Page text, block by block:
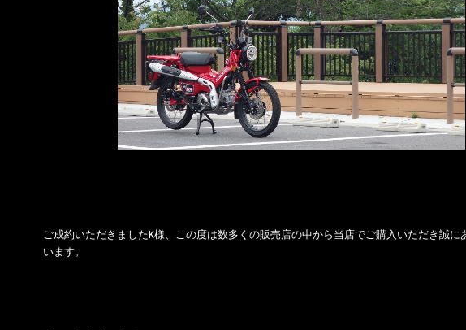
ご成約いただきましたK様、この度は数多くの販売店の中から当店でご購入いただき誠に
います。